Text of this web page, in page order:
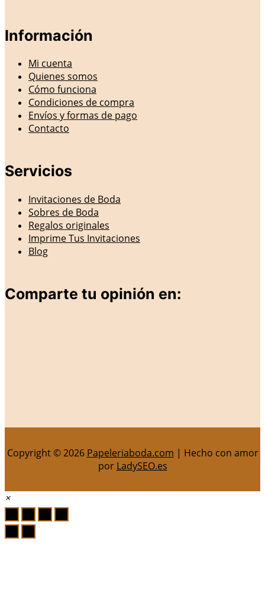
Información
Mi cuenta
Quienes somos
Cómo funciona
Condiciones de compra
Envíos y formas de pago
Contacto
Servicios
Invitaciones de Boda
Sobres de Boda
Regalos originales
Imprime Tus Invitaciones
Blog
Comparte tu opinión en:
Copyright © 2026 Papeleriaboda.com | Hecho con amor
por LadySEO.es
×